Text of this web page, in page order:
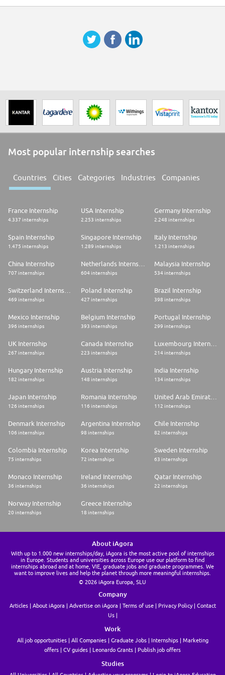
manipuler les données chiffrées, êtes rigoureux.se, organisé.e et
conventionné par un établissement reconnu par l'Etat uniquement
Most popular internship searches
Countries Cities Categories Industries Companies
France Internship
4.337 internships
USA Internship
2.253 internships
Germany Internship
2.248 internships
Spain Internship
1.475 internships
Singapore Internship
1.289 internships
Italy Internship
1.213 internships
China Internship
707 internships 604 internships
Malaysia Internship
534 internships
469 internships
Poland Internship
427 internships
Brazil Internship
398 internships
Mexico Internship
396 internships
Belgium Internship
393 internships
Portugal Internship
299 internships
UK Internship
267 internships
Canada Internship
223 internships
Luxembourg Internship
214 internships
Hungary Internship
182 internships
Austria Internship
148 internships
India Internship
134 internships
Japan Internship
126 internships
Romania Internship
116 internships
United Arab Emirates Internship
112 internships
Denmark Internship
106 internships
Argentina Internship
98 internships
Chile Internship
82 internships
Colombia Internship
75 internships
Korea Internship
72 internships
Sweden Internship
63 internships
Monaco Internship
36 internships
Ireland Internship
36 internships
Qatar Internship
22 internships
Norway Internship
20 internships
Greece Internship
18 internships
About iAgora
With up to 1.000 new internships/day, iAgora is the most active pool of internships
in Europe. Students and universities across Europe use our platform to find
internships abroad and at home, VIE, graduate jobs and graduate programmes. We
want to improve lives and help the planet through more meaningful internships.
© 2026 iAgora Europa, SLU
Company
Articles About iAgora Advertise on iAgora Terms of use Privacy Policy
Contact
Us
Work
All job opportunities All Companies Graduate Jobs Internships
Marketing
offers
CV guides Leonardo Grants Publish job offers
Studies